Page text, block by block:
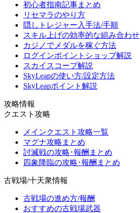
初心者指南記事まとめ
リセマラのやり方
隠しトレジャー入手法/手順
スキル上げの効率的な組み合わせ
カジノでメダルを稼ぐ方法
ログインポイントショップ解説
スカイスコープ解説
SkyLeapの使い方/設定方法
SkyLeapポイント解説
攻略情報
クエスト攻略
メインクエスト攻略一覧
マグナ攻略まとめ
討滅戦の攻略･報酬まとめ
四象降臨の攻略･報酬まとめ
古戦場/十天衆情報
古戦場の進め方/報酬
おすすめの古戦場武器